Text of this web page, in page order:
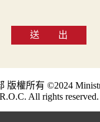
送 出
版權所有 ©2024
R.O.C. All rights reserved.